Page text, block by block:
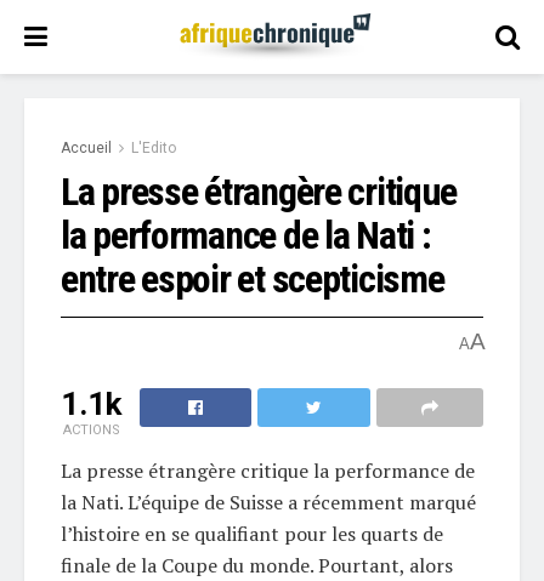
Accueil L'Edito
La presse étrangère critique
la performance de la Nati :
entre espoir et scepticisme
AA
1.1k
ACTIONS
La presse étrangère critique la performance de
la Nati. L’équipe de Suisse a récemment marqué
l’histoire en se qualifiant pour les quarts de
finale de la Coupe du monde. Pourtant, alors